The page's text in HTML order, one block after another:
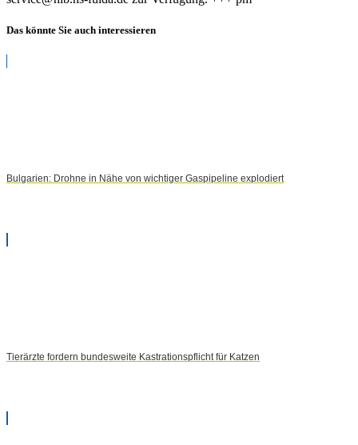
Das könnte Sie auch interessieren
Bulgarien: Drohne in Nähe von wichtiger Gaspipeline explodiert
Tierärzte fordern bundesweite Kastrationspflicht für Katzen